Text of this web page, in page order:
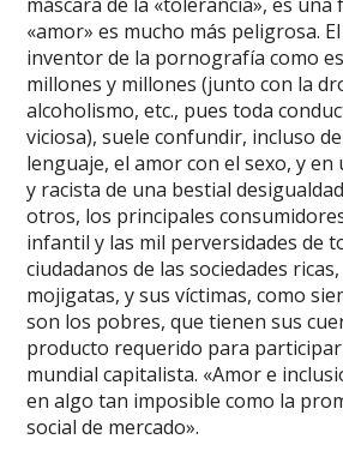
«amor» es mucho más peligrosa.
inventor de la pornografía como
millones y millones (junto con la
alcoholismo, etc., pues toda
viciosa), suele confundir, incluso
lenguaje, el amor con el sexo, y en
y racista de una bestial
otros, los principales
infantil y las mil perversidades de
ciudadanos de las sociedades
mojigatas, y sus víctimas, como
son los pobres, que tienen sus
producto requerido para
mundial capitalista. «Amor e
en algo tan imposible como la
social de mercado».